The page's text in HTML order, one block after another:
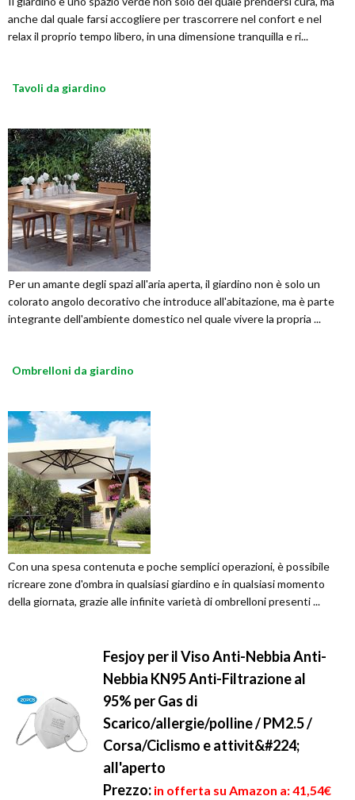
anche dal quale farsi accogliere per trascorrere nel confort e nel
relax il proprio tempo libero, in una dimensione tranquilla e ri...
Tavoli da giardino
Per un amante degli spazi all'aria aperta, il giardino non è solo un
colorato angolo decorativo che introduce all'abitazione, ma è parte
integrante dell'ambiente domestico nel quale vivere la propria ...
Ombrelloni da giardino
Con una spesa contenuta e poche semplici operazioni, è possibile
ricreare zone d'ombra in qualsiasi giardino e in qualsiasi momento
della giornata, grazie alle infinite varietà di ombrelloni presenti ...
Fesjoy per il Viso Anti-Nebbia Anti-
Nebbia KN95 Anti-Filtrazione al
95% per Gas di
Scarico/allergie/polline / PM2.5 /
Corsa/Ciclismo e attivit&#224;
all'aperto
Prezzo: in offerta su Amazon a: 41,54€